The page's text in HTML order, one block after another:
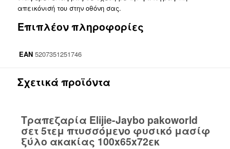
απεικόνισή του στην οθόνη σας.
Επιπλέον πληροφορίες
EAN 5207351251746
Σχετικά προϊόντα
Τραπεζαρία Elijie-Jaybo pakoworld
σετ 5τεμ πτυσσόμενο φυσικό μασίφ
ξύλο ακακίας 100x65x72εκ